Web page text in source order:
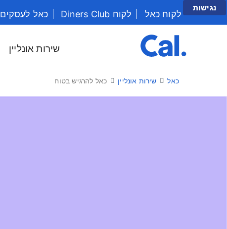
לקוח כאל לקוח Diners Club
כאל לעסקים
שירות אונליין
כאל שירות אונליין כאל להרגיש בטוח
נגישות